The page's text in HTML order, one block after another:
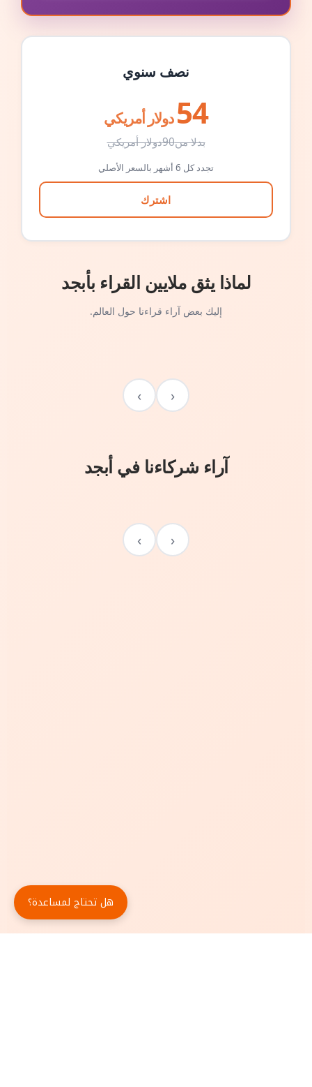
نصف سنوي
54 دولار أمريكي
بدلا من90دولار أمريكي
تجدد كل 6 أشهر بالسعر الأصلي
اشترك
لماذا يثق ملايين القراء بأبجد
إليك بعض آراء قراءنا حول العالم.
‹
›
آراء شركاءنا في أبجد
‹
›
هل تحتاج لمساعدة؟